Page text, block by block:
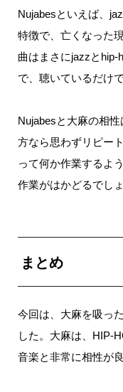
Nujabesといえば、
特徴で、亡くなった
曲はまさにjazzと hip-
で、聴いているだけ
Nujabesと大麻の相
方なら思わずリピー
って何か作業するよ
作業がはかどるでしょ
まとめ
今回は、大麻を吸っ
した。 大麻は、 HIP-
音楽と非常に相性が